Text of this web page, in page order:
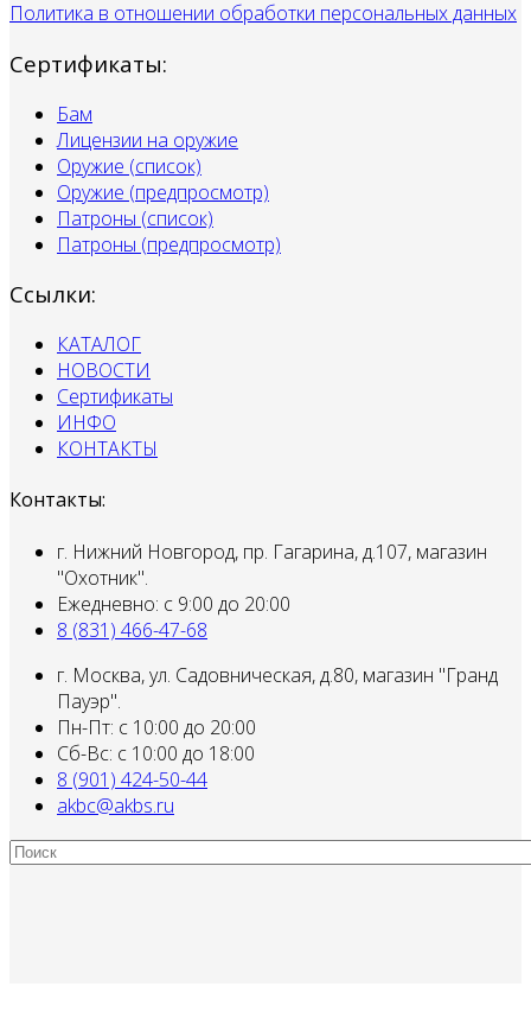
Политика в отношении обработки персональных данных
Сертификаты:
Бам
Лицензии на оружие
Оружие (список)
Оружие (предпросмотр)
Патроны (список)
Патроны (предпросмотр)
Ссылки:
КАТАЛОГ
НОВОСТИ
Сертификаты
ИНФО
КОНТАКТЫ
Контакты:
г. Нижний Новгород, пр. Гагарина, д.107, магазин
"Охотник".
Ежедневно: с 9:00 до 20:00
8 (831) 466-47-68
г. Москва, ул. Садовническая, д.80, магазин "Гранд
Пауэр".
Пн-Пт: с 10:00 до 20:00
Сб-Вс: с 10:00 до 18:00
8 (901) 424-50-44
akbc@akbs.ru